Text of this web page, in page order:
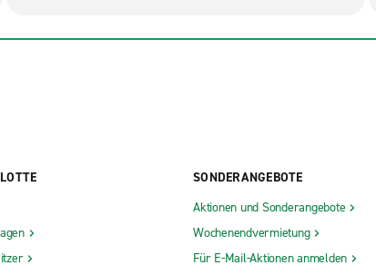
SONDERANGEBOTE
Aktionen und Sonderangebote
Wochenendvermietung
Für E-Mail-Aktionen anmelden